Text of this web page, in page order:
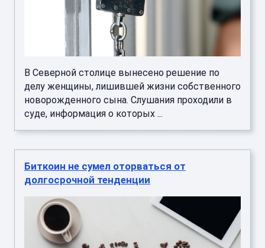
В Северной столице вынесено решение по
делу женщины, лишившей жизни собственного
новорожденного сына. Слушания проходили в
суде, информация о которых ...
Биткоин не сумел оторваться от
долгосрочной тенденции